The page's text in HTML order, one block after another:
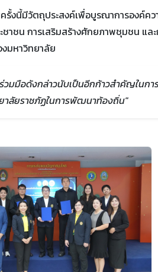
รั้งนี้มีวัตถุประสงค์เพื่อบูรณาการองค์
าชน การเสริมสร้างศักยภาพชุมชน แ
มหาวิทยาลัย
วมมือดังกล่าวนับเป็นอีกก้าวสำคัญในก
าลัยราชภัฏในการพัฒนาท้องถิ่น"